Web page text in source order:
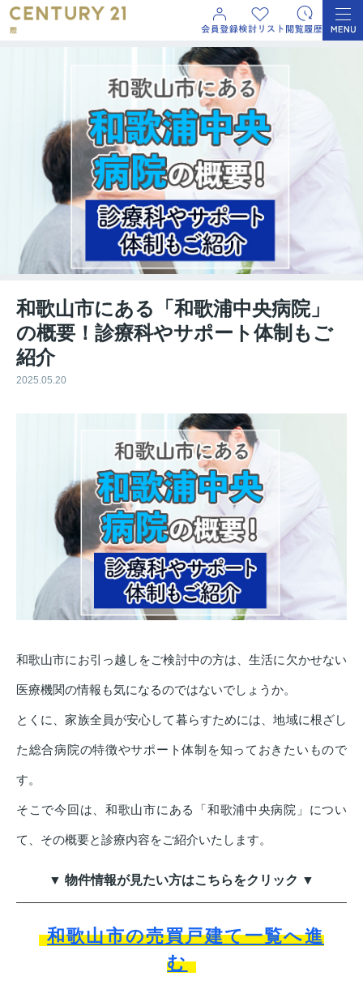
和歌山市にある「和歌浦中央病院」
の概要！診療科やサポート体制もご
紹介
2025.05.20
和歌山市にお引っ越しをご検討中の方は、生活に欠かせない
医療機関の情報も気になるのではないでしょうか。
とくに、家族全員が安心して暮らすためには、地域に根ざし
た総合病院の特徴やサポート体制を知っておきたいもので
す。
そこで今回は、和歌山市にある「和歌浦中央病院」につい
て、その概要と診療内容をご紹介いたします。
▼ 物件情報が見たい方はこちらをクリック ▼
和歌山市の売買戸建て一覧へ進
む